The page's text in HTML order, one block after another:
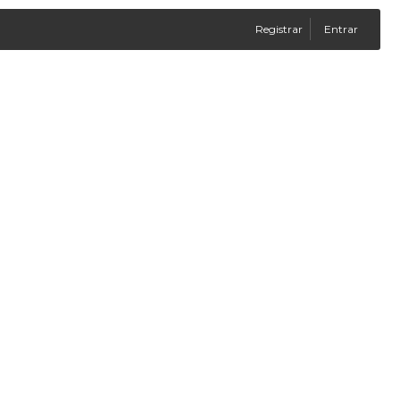
Registrar Entrar